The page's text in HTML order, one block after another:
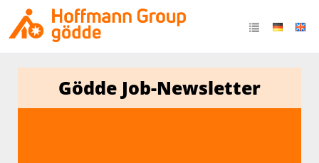
Gödde Job-Newsletter